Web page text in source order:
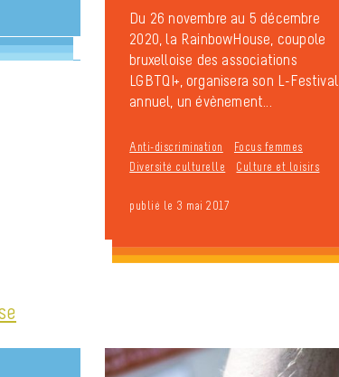
Du 26 novembre au 5 décembre
2020, la RainbowHouse, coupole
bruxelloise des associations
LGBTQI+, organisera son L-Festival
annuel, un évènement...
Anti-discrimination
Focus femmes
Diversité culturelle
Culture et loisirs
publié le 3 mai 2017